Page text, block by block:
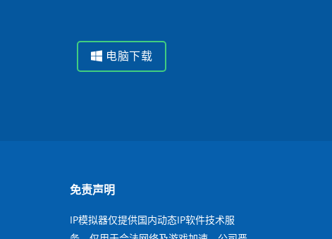
电脑下载
免责声明
IP模拟器仅提供国内动态IP软件技术服